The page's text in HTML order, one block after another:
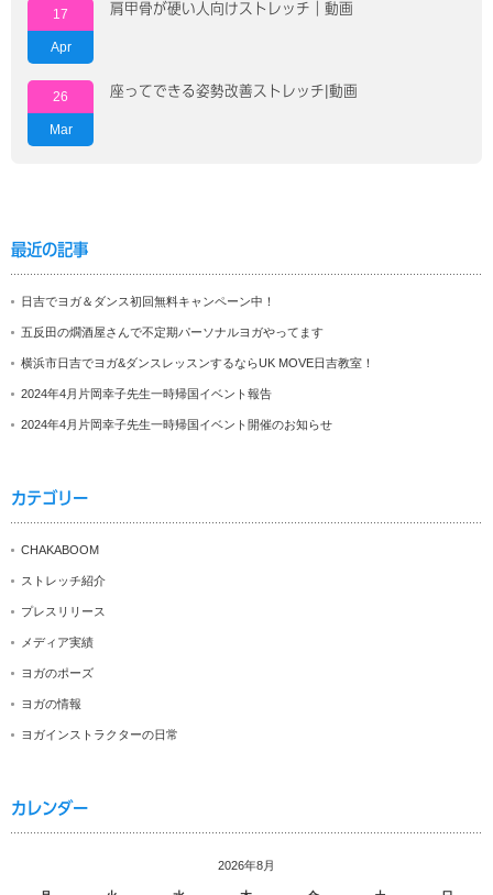
17
Apr
肩甲骨が硬い人向けストレッチ｜動画
26
Mar
座ってできる姿勢改善ストレッチ|動画
最近の記事
日吉でヨガ＆ダンス初回無料キャンペーン中！
五反田の燗酒屋さんで不定期パーソナルヨガやってます
横浜市日吉でヨガ&ダンスレッスンするならUK MOVE日吉教室！
2024年4月片岡幸子先生一時帰国イベント報告
2024年4月片岡幸子先生一時帰国イベント開催のお知らせ
カテゴリー
CHAKABOOM
ストレッチ紹介
プレスリリース
メディア実績
ヨガのポーズ
ヨガの情報
ヨガインストラクターの日常
カレンダー
2026年8月